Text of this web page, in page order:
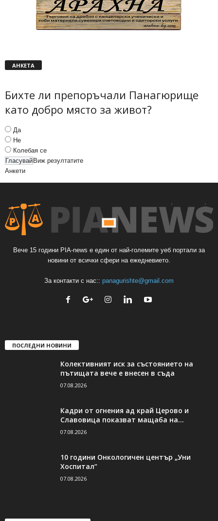
АНКЕТА
Бихте ли препоръчали Панагюрище
като добро място за живот?
Да
Не
Колебая се
Виж резултатите
Анкети
Вече 15 години PIA-news е един от най-големите уеб портали за
новини от всички сфери на ежедневието.
За контакти с нас:: panagurishte@gmail.com
ПОСЛЕДНИ НОВИНИ
Колективният иск за състоянието на
пътищата вече е внесен в съда
07.08.2026
Кадри от огнения ад край Церово и
Славовица показват мащаба на...
07.08.2026
10 години Онкологичен център „Уни
Хоспитал“
07.08.2026